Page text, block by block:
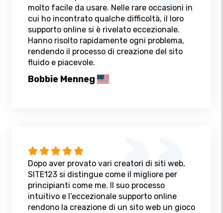
molto facile da usare. Nelle rare occasioni in
cui ho incontrato qualche difficoltà, il loro
supporto online si è rivelato eccezionale.
Hanno risolto rapidamente ogni problema,
rendendo il processo di creazione del sito
fluido e piacevole.
Bobbie Menneg
Dopo aver provato vari creatori di siti web,
SITE123 si distingue come il migliore per
principianti come me. Il suo processo
intuitivo e l’eccezionale supporto online
rendono la creazione di un sito web un gioco